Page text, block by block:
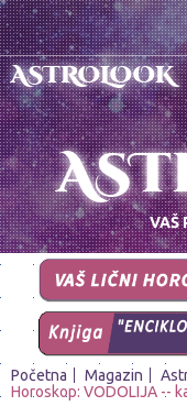
ASTROLOOK
VAŠ
Početna Magazin
Horoskop: VODOLIJA --